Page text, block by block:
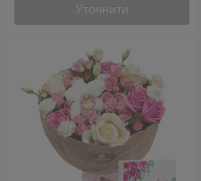
Уточнити